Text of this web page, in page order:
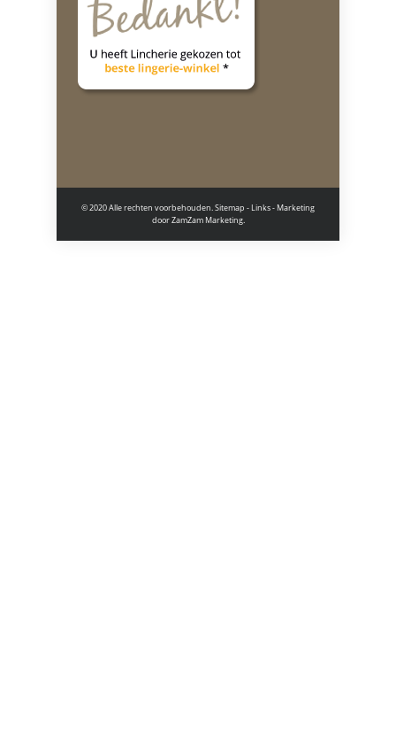
© 2020 Alle rechten voorbehouden.Sitemap - Links- Marketing
doorZamZam Marketing.